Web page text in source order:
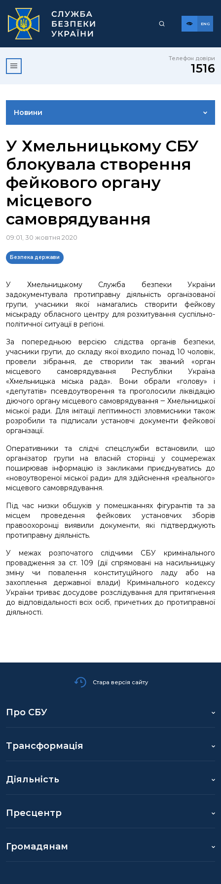
ENG
Телефон довіри
1516
Новини
ВІДЕОГАЛЕРЕЯ
КОНТАКТИ ПРЕСЦЕНТРУ
У Хмельницькому СБУ
блокувала створення
фейкового органу
місцевого
самоврядування
09:01, 30 жовтня 2020
Безпека держави
У Хмельницькому Служба безпеки України
задокументувала протиправну діяльність організованої
групи, учасники якої намагались створити фейкову
міськраду обласного центру для розхитування суспільно-
політичної ситуації в регіоні.
За попередньою версією слідства органів безпеки,
учасники групи, до складу якої входило понад 10 чоловік,
провели зібрання, де створили так званий «орган
місцевого самоврядування Республіки Україна
«Хмельницька міська рада». Вони обрали «голову» і
«депутатів» псевдоутворення та проголосили ліквідацію
діючого органу місцевого самоврядування ‒ Хмельницької
міської ради. Для імітації легітимності зловмисники також
розробили та підписали установчі документи фейкової
організації.
Оперативники та слідчі спецслужби встановили, що
організатор групи на власній сторінці у соцмережах
поширював інформацію із закликами приєднуватись до
«новоутвореної міської ради» для здійснення «реального»
місцевого самоврядування.
Під час низки обшуків у помешканнях фігурантів та за
місцем проведення фейкових установчих зборів
правоохоронці виявили документи, які підтверджують
протиправну діяльність.
У межах розпочатого слідчими СБУ кримінального
провадження за ст. 109 (дії спрямовані на насильницьку
зміну чи повалення конституційного ладу або на
захоплення державної влади) Кримінального кодексу
України триває досудове розслідування для притягнення
до відповідальності всіх осіб, причетних до протиправної
діяльності.
Стара версія сайту
Про СБУ
Трансформація
Діяльність
Пресцентр
Громадянам